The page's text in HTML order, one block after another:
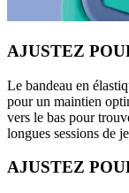
AJUSTEZ
Le bandeau en
pour un maintien
vers le bas pour
longues sessions de
AJUSTEZ